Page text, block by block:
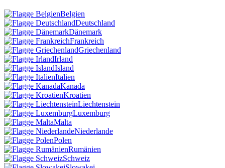
Belgien
Deutschland
Dänemark
Frankreich
Griechenland
Irland
Island
Italien
Kanada
Kroatien
Liechtenstein
Luxemburg
Malta
Niederlande
Polen
Rumänien
Schweiz